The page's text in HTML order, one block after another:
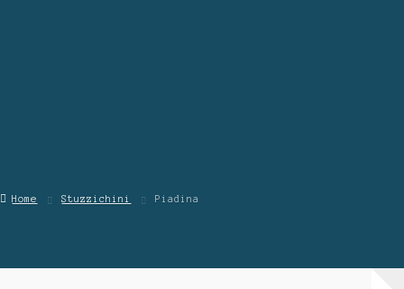
Home Stuzzichini Piadina